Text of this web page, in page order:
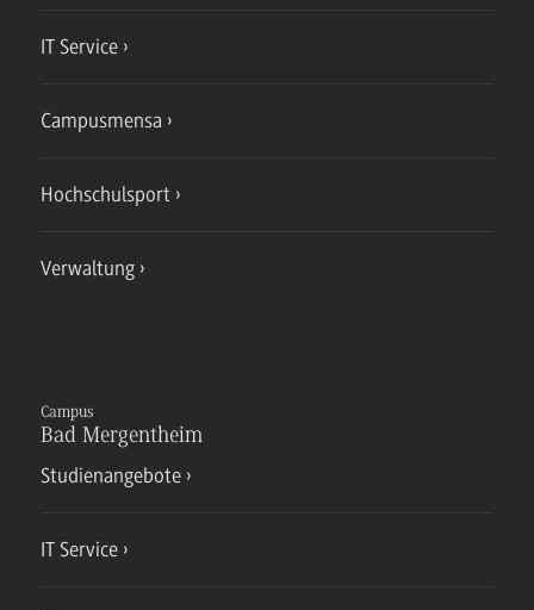
IT Service
Campusmensa
Hochschulsport
Verwaltung
Campus
Bad Mergentheim
Studienangebote
IT Service